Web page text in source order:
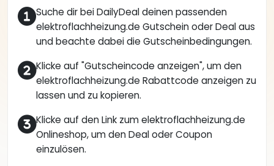
Suche dir bei DailyDeal deinen passenden
elektroflachheizung.de Gutschein oder Deal aus
und beachte dabei die Gutscheinbedingungen.
Klicke auf "Gutscheincode anzeigen", um den
elektroflachheizung.de Rabattcode anzeigen zu
lassen und zu kopieren.
Klicke auf den Link zum elektroflachheizung.de
Onlineshop, um den Deal oder Coupon
einzulösen.